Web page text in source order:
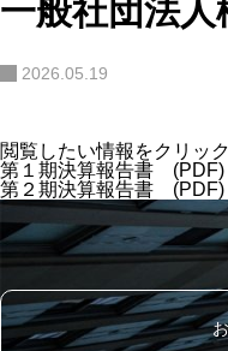
一般社団法
2026.05.19
閲覧したい情報をクリッ
第１期決算報告書 (PDF)
第２期決算報告書 (PDF)